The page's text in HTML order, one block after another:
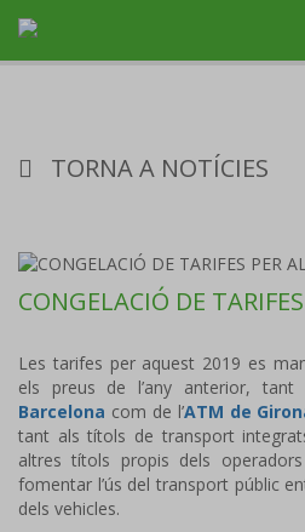
TORNA A NOTÍCIES
CONGELACIÓ DE
Les tarifes per aquest 2019 es
els preus de l’any anterior, tant
Barcelona com de l’ATM de
tant als títols de transport
altres títols propis dels
fomentar l’ús del transport públic
dels vehicles.